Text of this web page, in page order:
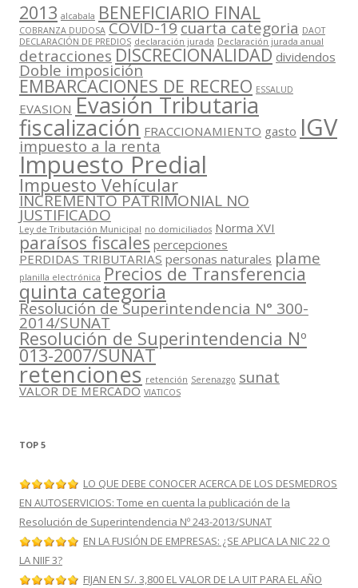
2013 alcabala BENEFICIARIO FINAL
COBRANZA DUDOSA COVID-19cuarta categoria DAOT
DECLARACIÓN DE PREDIOS declaración jurada Declaración jurada anual
detracciones DISCRECIONALIDAD dividendos
Doble imposición
EMBARCACIONES DE RECREO ESSALUD
EVASION Evasión Tributaria
fiscalización FRACCIONAMIENTO gasto IGV
impuesto a la renta
Impuesto Predial
Impuesto Vehícular
INCREMENTO PATRIMONIAL NO
JUSTIFICADO
Ley de Tributación Municipal no domiciliados Norma XVI
paraísos fiscales percepciones
PERDIDAS TRIBUTARIAS personas naturales plame
planilla electrónica Precios de Transferencia
quinta categoria
Resolución de Superintendencia N° 300-
2014/SUNAT
Resolución de Superintendencia Nº
013-2007/SUNAT
retenciones retención Serenazgo sunat
VALOR DE MERCADO VIATICOS
TOP 5
LO QUE DEBE CONOCER ACERCA DE LOS DESMEDROS
EN AUTOSERVICIOS: Tome en cuenta la publicación de la
Resolución de Superintendencia Nº 243-2013/SUNAT
EN LA FUSIÓN DE EMPRESAS: ¿SE APLICA LA NIC 22 O
LA NIIF 3?
FIJAN EN S/. 3,800 EL VALOR DE LA UIT PARA EL AÑO